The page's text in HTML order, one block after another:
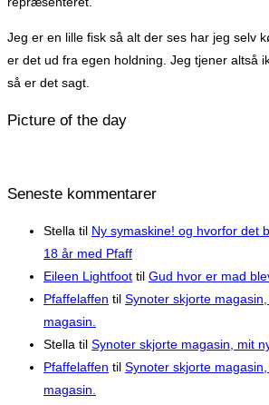
Jeg er en lille fisk så alt der ses har jeg selv
er det ud fra egen holdning. Jeg tjener altså
så er det sagt.
Picture of the day
Seneste kommentarer
Stella til Ny symaskine! og hvorfor det
18 år med Pfaff
Eileen Lightfoot til Gud hvor er mad
Pfaffelaffen til Synoter skjorte
magasin.
Stella til Synoter skjorte magasin, mit
Pfaffelaffen til Synoter skjorte
magasin.